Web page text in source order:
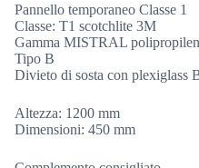
Pannello temporaneo Classe 1
Classe: T1 scotchlite 3M
Gamma MISTRAL
Tipo B
Divieto di sosta con plexiglass
Altezza: 1200 mm
Dimensioni: 450 mm